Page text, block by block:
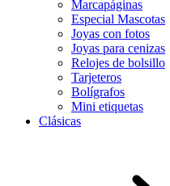
Marcapáginas
Especial Mascotas
Joyas con fotos
Joyas para cenizas
Relojes de bolsillo
Tarjeteros
Bolígrafos
Mini etiquetas
Clásicas